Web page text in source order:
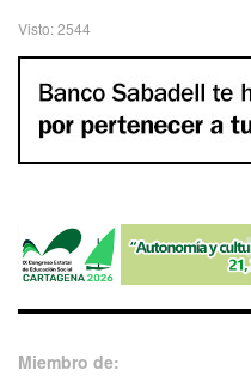
Visto: 2544
Miembro de: